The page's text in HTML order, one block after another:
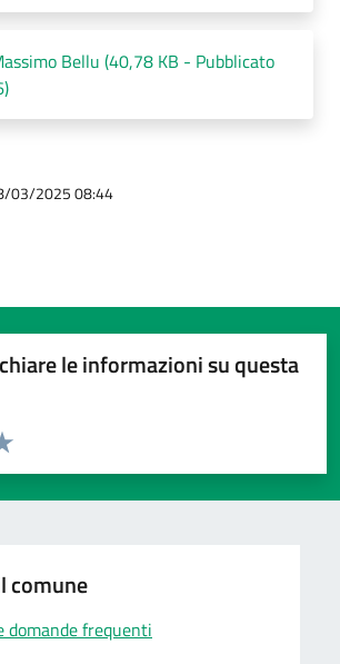
Bellu (40,78 KB - Pubblicato
03/2025 08:44
le informazioni su questa
pagina
5 stelle su 5
4 stelle su 5
su 5
su 5
5
comune
domande frequenti